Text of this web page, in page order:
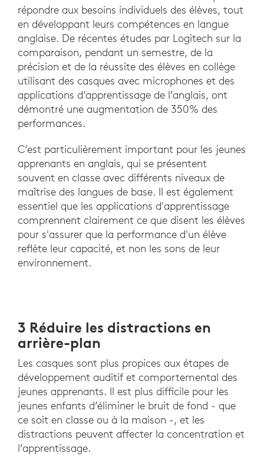
répondre aux besoins individuels des élèves, tout
en développant leurs compétences en langue
anglaise. De récentes études par Logitech sur la
comparaison, pendant un semestre, de la
précision et de la réussite des élèves en collège
utilisant des casques avec microphones et des
applications d’apprentissage de l’anglais, ont
démontré une augmentation de 350% des
performances.
C’est particulièrement important pour les jeunes
apprenants en anglais, qui se présentent
souvent en classe avec différents niveaux de
maîtrise des langues de base. Il est également
essentiel que les applications d'apprentissage
comprennent clairement ce que disent les élèves
pour s'assurer que la performance d'un élève
reflète leur capacité, et non les sons de leur
environnement.
3 Réduire les distractions en
arrière-plan
Les casques sont plus propices aux étapes de
développement auditif et comportemental des
jeunes apprenants. Il est plus difficile pour les
jeunes enfants d’éliminer le bruit de fond - que
ce soit en classe ou à la maison -, et les
distractions peuvent affecter la concentration et
l’apprentissage.